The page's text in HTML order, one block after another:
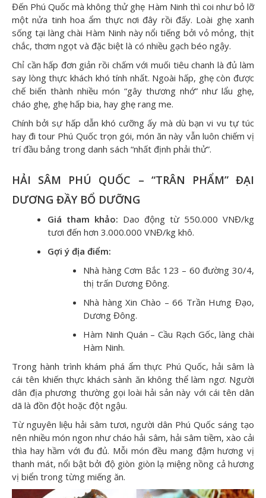
Đến Phú Quốc mà không thử ghẹ Hàm Ninh thì coi như bỏ lỡ
một nửa tinh hoa ẩm thực nơi đây rồi đấy. Loài ghẹ xanh
sống tại làng chài Hàm Ninh này nổi tiếng bởi vỏ mỏng, thịt
chắc, thơm ngọt và đặc biệt là có nhiều gạch béo ngậy.
Chỉ cần hấp đơn giản rồi chấm với muối tiêu chanh là đủ làm
say lòng thực khách khó tính nhất. Ngoài hấp, ghẹ còn được
chế biến thành nhiều món “gây thương nhớ” như lẩu ghẹ,
cháo ghẹ, ghẹ hấp bia, hay ghẹ rang me.
Chính bởi sự hấp dẫn khó cưỡng ấy mà dù bạn vi vu tự túc
hay đi tour Phú Quốc trọn gói, món ăn này vẫn luôn chiếm vị
trí đầu bảng trong danh sách “nhất định phải thử”.
HẢI SÂM PHÚ QUỐC – “TRÂN PHẨM” ĐẠI
DƯƠNG ĐẦY BỔ DƯỠNG
Giá tham khảo: Dao động từ 550.000 VNĐ/kg
tươi đến hơn 3.000.000 VNĐ/kg khô.
Gợi ý địa điểm:
Nhà hàng Cơm Bắc 123 – 60 đường 30/4,
thị trấn Dương Đông.
Nhà hàng Xin Chào – 66 Trần Hưng Đạo,
Dương Đông.
Hàm Ninh Quán – Cầu Rạch Gốc, làng chài
Hàm Ninh.
Trong hành trình khám phá ẩm thực Phú Quốc, hải sâm là
cái tên khiến thực khách sành ăn không thể làm ngơ. Người
dân địa phương thường gọi loài hải sản này với cái tên dân
dã là đồn đột hoặc đột ngậu.
Từ nguyên liệu hải sâm tươi, người dân Phú Quốc sáng tạo
nên nhiều món ngon như cháo hải sâm, hải sâm tiềm, xào cải
thìa hay hầm với đu đủ. Mỗi món đều mang đậm hương vị
thanh mát, nổi bật bởi độ giòn giòn lạ miệng nồng cả hương
vị biển trong từng miếng ăn.